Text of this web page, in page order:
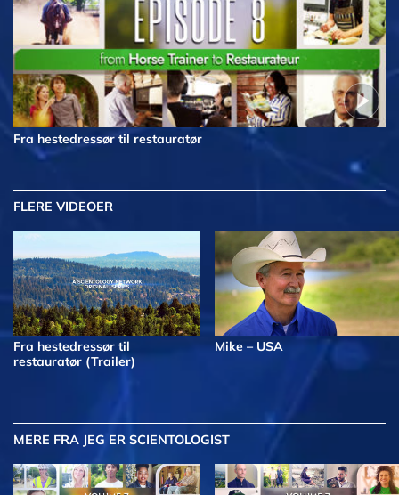
Fra hestedressør til restauratør
FLERE VIDEOER
Fra hestedressør til
restauratør (Trailer)
Mike – USA
MERE FRA JEG ER SCIENTOLOGIST